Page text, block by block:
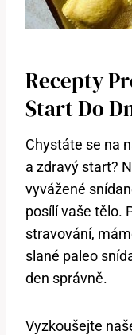
Recepty
Start Do
Chystáte se na
a zdravý start?
vyvážené
posílí vaše tělo.
stravování,
slané paleo
den správně.
Vyzkoušejte